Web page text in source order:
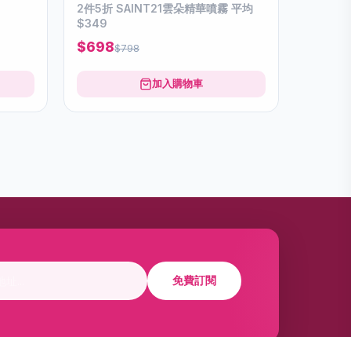
2件5折 SAINT21雲朵精華噴霧 平均
$349
$698$798
加入購物車
免費訂閱